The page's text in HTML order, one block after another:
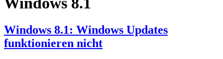
Windows 8.1: Windows Updates
funktionieren nicht